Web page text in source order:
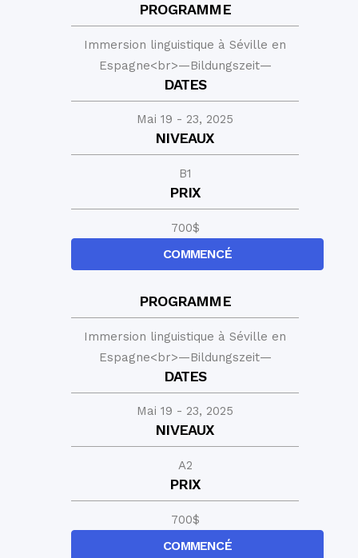
PROGRAMME
Immersion linguistique à Séville en
Espagne<br>—Bildungszeit—
DATES
Mai 19 - 23, 2025
NIVEAUX
B1
PRIX
700$
COMMENCÉ
PROGRAMME
Immersion linguistique à Séville en
Espagne<br>—Bildungszeit—
DATES
Mai 19 - 23, 2025
NIVEAUX
A2
PRIX
700$
COMMENCÉ